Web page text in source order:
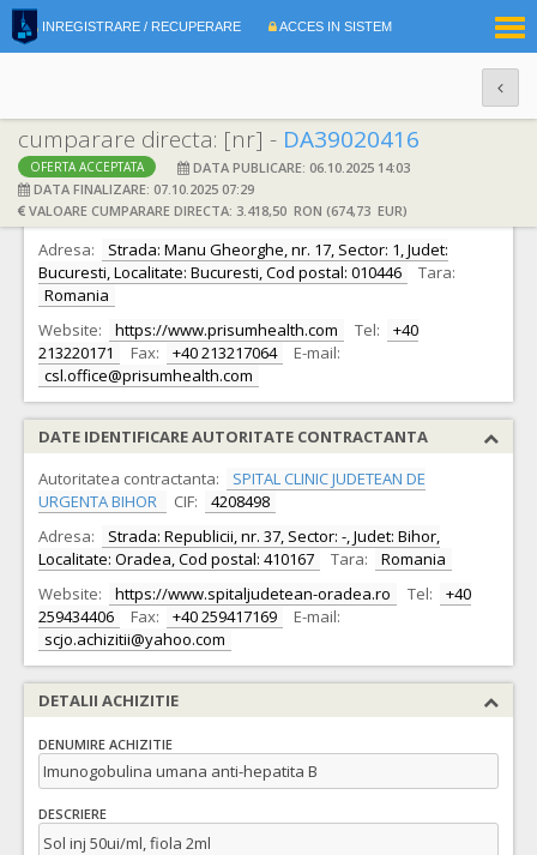
INREGISTRARE / RECUPERARE ACCES IN SISTEM
cumparare directa: [nr] - DA39020416
OFERTA ACCEPTATA
DATA PUBLICARE: 06.10.2025 14:03
DATA FINALIZARE: 07.10.2025 07:29
VALOARE CUMPARARE DIRECTA: 3.418,50 RON (674,73 EUR)
DATE IDENTIFICARE OFERTANT
Ofertant: S.C. Prisum Healthcare S.R.L. CIF: 5919650
Adresa:
Strada: Manu Gheorghe, nr. 17, Sector: 1, Judet:
Bucuresti, Localitate: Bucuresti, Cod postal: 010446
Tara:
Romania
Website:
https://www.prisumhealth.com Tel:
+40
213220171
Fax: +40 213217064
E-mail:
csl.office@prisumhealth.com
DATE IDENTIFICARE AUTORITATE CONTRACTANTA
Autoritatea contractanta:
SPITAL CLINIC JUDETEAN DE
URGENTA BIHOR
CIF:
4208498
Adresa:
Strada: Republicii, nr. 37, Sector: -, Judet: Bihor,
Localitate: Oradea, Cod postal: 410167
Tara:
Romania
Website:
https://www.spitaljudetean-oradea.ro Tel:
+40
259434406
Fax: +40 259417169
E-mail:
scjo.achizitii@yahoo.com
DETALII ACHIZITIE
DENUMIRE ACHIZITIE
Imunogobulina umana anti-hepatita B
DESCRIERE
Sol inj 50ui/ml, fiola 2ml